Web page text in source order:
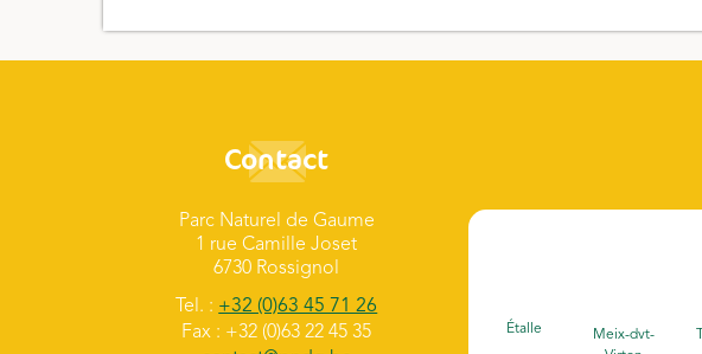
Contact
Parc Naturel de Gaume
1 rue Camille Joset
6730 Rossignol
Tel. : +32 (0)63 45 71 26
Fax : +32 (0)63 22 45 35
Étalle
Meix-dvt-